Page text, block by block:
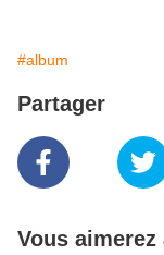
#album
Partager
Vous aimerez